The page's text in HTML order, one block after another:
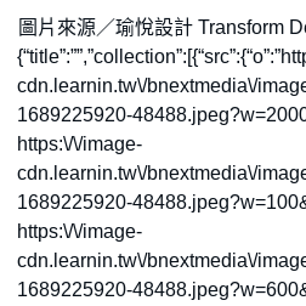
圖片來源／瑜悅設計 Transform
cdn.learnin.tw\/bnextmedia\/
1689225920-
https:\/\/image-
cdn.learnin.tw\/bnextmedia\/
1689225920-
https:\/\/image-
cdn.learnin.tw\/bnextmedia\/
1689225920-